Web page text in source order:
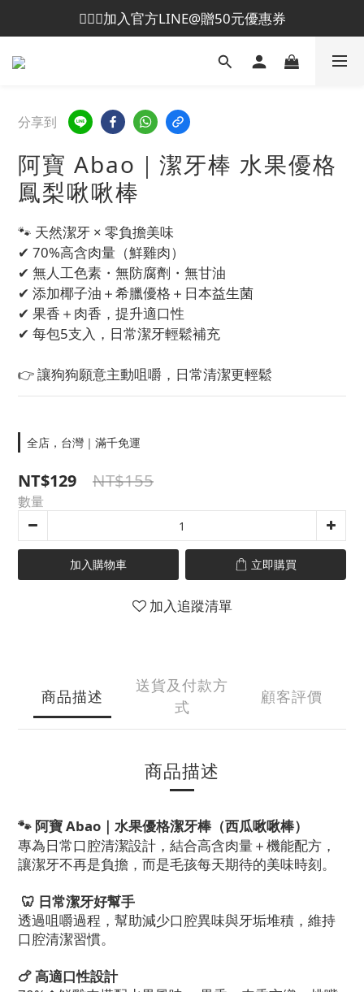
😎加入會員即贈50元購物金
💁🏻‍♀️加入官方LINE@贈50元優惠券
😎加入會員即贈50元購物金
分享到
阿寶 Abao｜潔牙棒 水果優格
鳳梨啾啾棒
🐾 天然潔牙 × 零負擔美味
✔ 70%高含肉量（鮮雞肉）
✔ 無人工色素・無防腐劑・無甘油
✔ 添加椰子油＋希臘優格＋日本益生菌
✔ 果香＋肉香，提升適口性
✔ 每包5支入，日常潔牙輕鬆補充
👉 讓狗狗願意主動咀嚼，日常清潔更輕鬆
全店，台灣｜滿千免運
NT$129 NT$155
數量
加入購物車 立即購買
加入追蹤清單
商品描述
送貨及付款方
式
顧客評價
商品描述
🐾 阿寶 Abao｜水果優格潔牙棒（西瓜啾啾棒）
專為日常口腔清潔設計，結合高含肉量＋機能配方，
讓潔牙不再是負擔，而是毛孩每天期待的美味時刻。
🦷 日常潔牙好幫手
透過咀嚼過程，幫助減少口腔異味與牙垢堆積，維持
口腔清潔習慣。
🍗 高適口性設計